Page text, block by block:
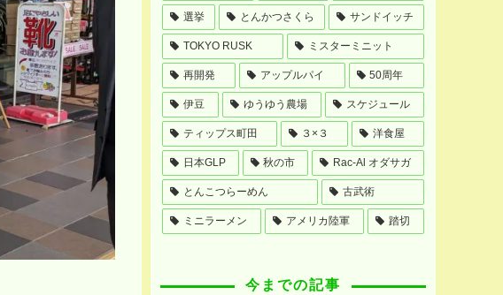
選挙 とんかつさくら サンドイッチ
TOKYO RUSK ミスターミニット
再開発 アップルパイ 50周年
伊豆 ゆうゆう農場 スケジュール
ティップス町田 ３×３ 洋食屋
日本GLP 秋の市 Rac-Al オダサガ
とんこつらーめん 古武術
ミニラーメン アメリカ陸軍 踏切
今までの記事